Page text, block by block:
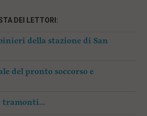
DEI LETTORI:
della stazione di San
del pronto soccorso e
tramonti…